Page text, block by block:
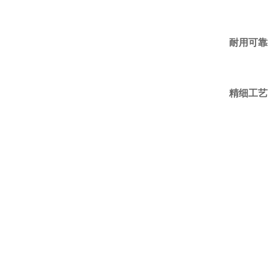
耐用可靠
精细工艺